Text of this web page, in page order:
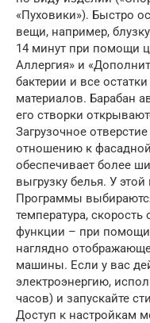
«Пуховики»). Быстро
вещи, например,
14 минут при помощи
Аллергия» и
бактерии и все
материалов. Барабан
его створки
Загрузочное
отношению к фасадной
обеспечивает более
выгрузку белья. У
Программы
температура,
функции – при помощи
наглядно
машины. Если у вас
электроэнергию,
часов) и запускайте
Доступ к настройкам